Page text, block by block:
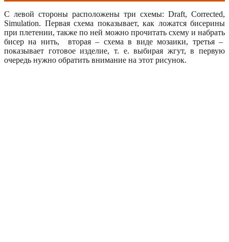
С левой стороны расположены три схемы: Draft, Corrected,
Simulation. Первая схема показывает, как ложатся бисерины
при плетении, также по ней можно прочитать схему и набрать
бисер на нить, вторая – схема в виде мозаики, третья –
показывает готовое изделие, т. е. выбирая жгут, в первую
очередь нужно обратить внимание на этот рисунок.